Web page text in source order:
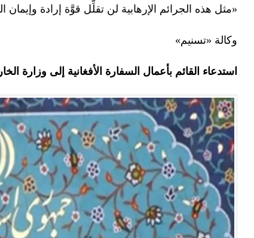
«مثل هذه الجرائم الإرهابية لن تقلِّل قوَّة إرادة وإيمان
وكالة «تسنيم»
استدعاء القائم بأعمال السفارة الأفغانية إلى وزارة